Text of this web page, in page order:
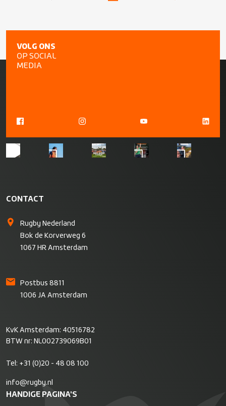
VOLG ONS
OP SOCIAL
MEDIA
CONTACT
Rugby Nederland
Bok de Korverweg 6
1067 HR Amsterdam
Postbus 8811
1006 JA Amsterdam
KvK Amsterdam: 40516782
BTW nr: NL002739069B01
Tel: +31 (0)20 - 48 08 100
info@rugby.nl
HANDIGE PAGINA'S